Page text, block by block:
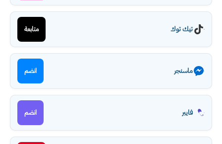
تيك توك متابعة
ماسنجر انضم
فايبر انضم